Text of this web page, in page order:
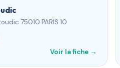
75010 PARIS 10
Voir la fiche →